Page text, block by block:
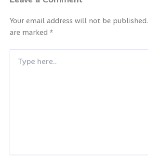
Your email address will not be published.
are marked *
here..